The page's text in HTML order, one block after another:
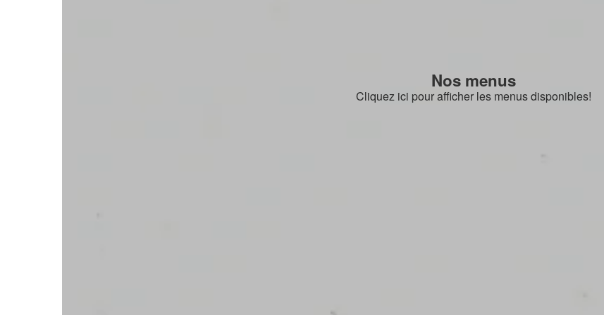
Nos menus
Cliquez ici pour afficher les menus disponibles!